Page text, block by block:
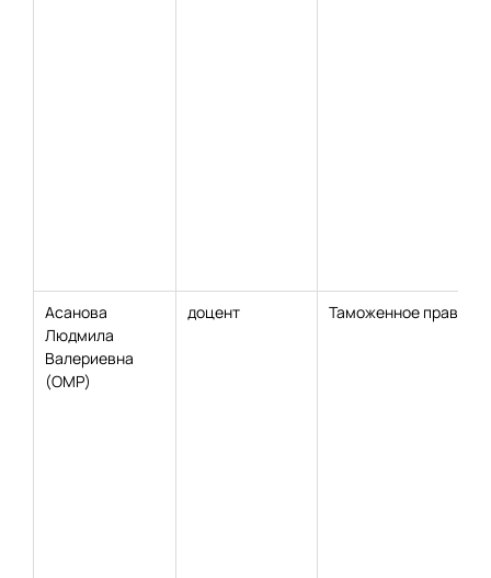
Асанова
Людмила
Валериевна
(ОМР)
доцент Таможенное право